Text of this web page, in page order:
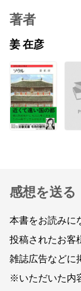
著者
姜 在彦
感想を送る
本書をお読みに
投稿されたお客
雑誌広告などに
※いただいた内